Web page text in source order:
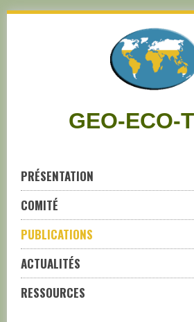
GEO-ECO-
PRÉSENTATION
COMITÉ
PUBLICATIONS
ACTUALITÉS
RESSOURCES